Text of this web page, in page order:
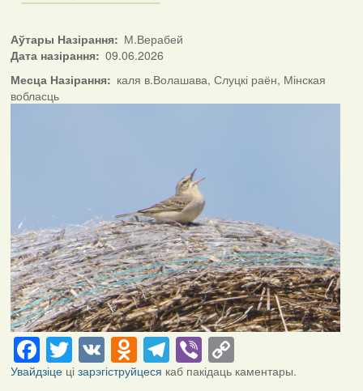
Аўтары Назірання
М.Верабей
Дата назірання
09.06.2026
Месца Назірання
каля в.Волашава, Слуцкі раён, Мінская
вобласць
Facebook
Twitter
VKOdnoklassniki
Telegram
ViberCopy
Link
Увайдзіцеці зарэгіструйцеся каб пакідаць каментары.